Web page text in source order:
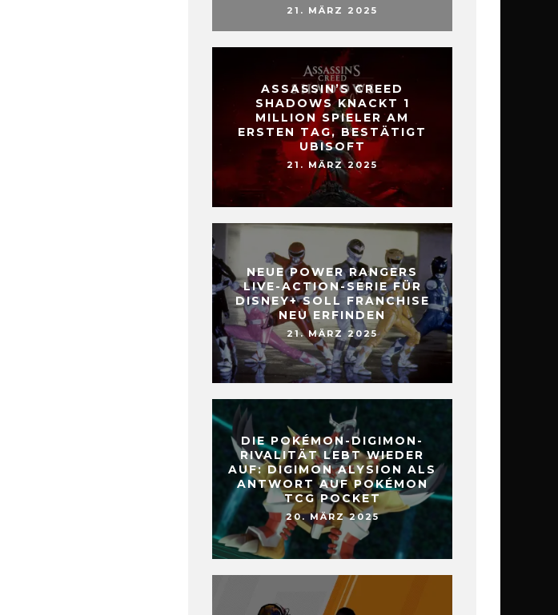
21. MÄRZ 2025
ASSASSIN’S CREED
SHADOWS KNACKT 1
MILLION SPIELER AM
ERSTEN TAG, BESTÄTIGT
UBISOFT
21. MÄRZ 2025
NEUE POWER RANGERS
LIVE-ACTION-SERIE FÜR
DISNEY+ SOLL FRANCHISE
NEU ERFINDEN
21. MÄRZ 2025
DIE POKÉMON-DIGIMON-
RIVALITÄT LEBT WIEDER
AUF: DIGIMON ALYSION ALS
ANTWORT AUF POKÉMON
TCG POCKET
20. MÄRZ 2025